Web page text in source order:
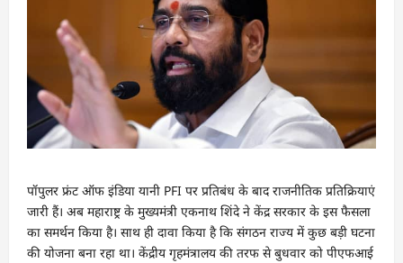
पॉपुलर फ्रंट ऑफ इंडिया यानी PFI पर प्रतिबंध के बाद राजनीतिक प्रतिक्रियाएं
जारी हैं। अब महाराष्ट्र के मुख्यमंत्री एकनाथ शिंदे ने केंद्र सरकार के इस फैसला
का समर्थन किया है। साथ ही दावा किया है कि संगठन राज्य में कुछ बड़ी घटना
की योजना बना रहा था। केंद्रीय गृहमंत्रालय की तरफ से बुधवार को पीएफआई